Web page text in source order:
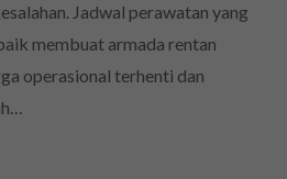
Jadwal perawatan yang
membuat armada rentan
operasional terhenti dan